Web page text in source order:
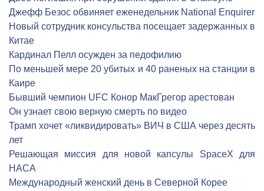
Джефф Безос обвиняет еженедельник National Enquirer
Новый сотрудник консульства посещает задержанных в
Китае
Кардинал Пелл осужден за педофилию
По меньшей мере 20 убитых и 40 раненых на станции в
Каире
Бывший чемпион UFC Конор МакГрегор арестован
Он узнает свою верную смерть по видео
Трамп хочет «ликвидировать» ВИЧ в США через десять
лет
Решающая миссия для новой капсулы SpaceX для
НАСА
Международный женский день в Северной Корее